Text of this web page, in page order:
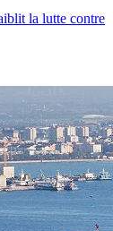
la lutte contre